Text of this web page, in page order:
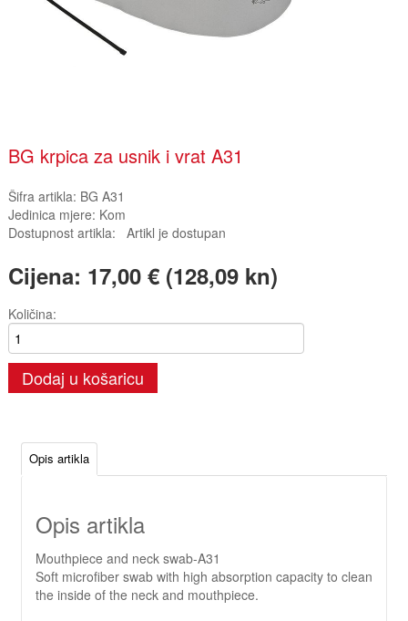
BG krpica za usnik i vrat A31
Šifra artikla: BG A31
Jedinica mjere: Kom
Dostupnost artikla: Artikl je dostupan
Cijena: 17,00 € (128,09 kn)
Količina:
Dodaj u košaricu
Opis artikla
Opis artikla
Mouthpiece and neck swab-A31
Soft microfiber swab with high absorption capacity to clean
the inside of the neck and mouthpiece.